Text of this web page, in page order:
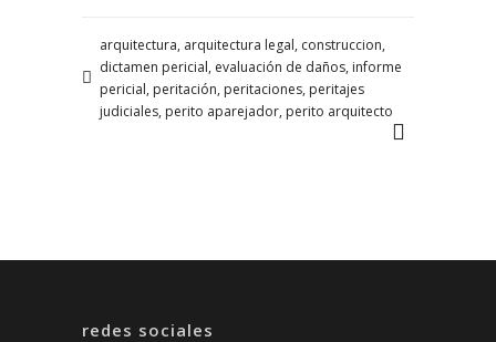
arquitectura, arquitectura legal, construccion,
dictamen pericial, evaluación de daños, informe
pericial, peritación, peritaciones, peritajes
judiciales, perito aparejador, perito arquitecto
redes sociales